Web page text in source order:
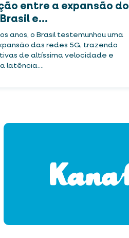
entre a expansão do
e...
anos, o Brasil testemunhou uma
das redes 5G, trazendo
de altíssima velocidade e
latência....